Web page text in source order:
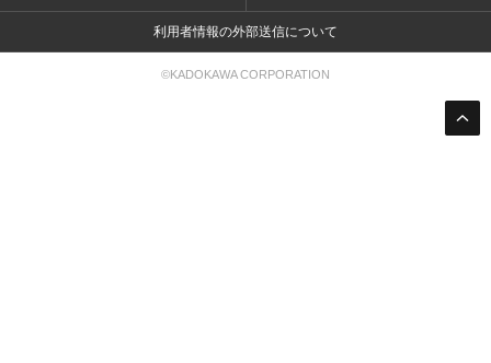
利用者情報の外部送信について
©KADOKAWA CORPORATION